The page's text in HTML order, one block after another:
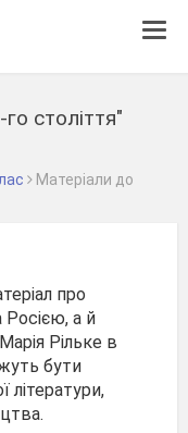
століття"
Матеріали до
про
а й
Рільке в
бути
літератури,